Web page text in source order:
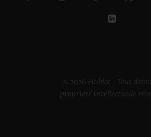
© 2026 Hublot - Tous
propriété intellectuelle